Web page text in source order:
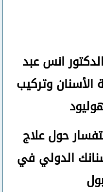
انس عبد
الأسنان وتركيب
حول علاج
الدولي في